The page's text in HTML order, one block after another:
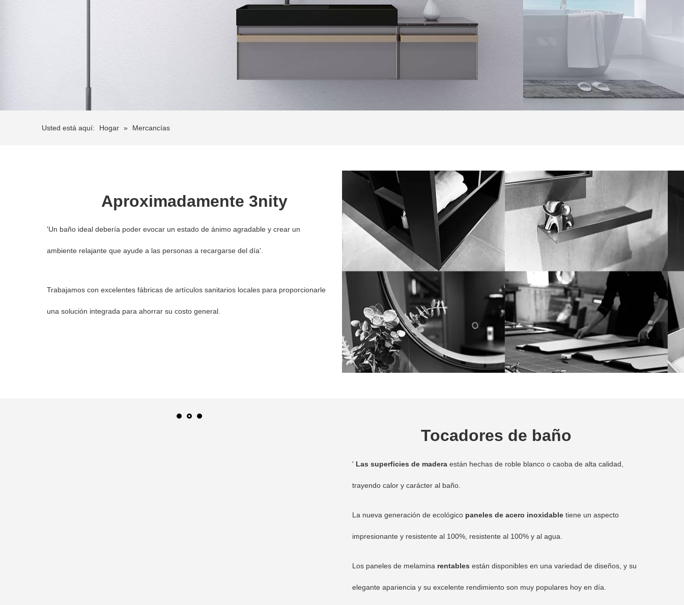
Usted está aquí: Hogar » Mercancías
Aproximadamente 3nity
'Un baño ideal debería poder evocar un estado de ánimo agradable y crear un
ambiente relajante que ayude a las personas a recargarse del día'.
Trabajamos con excelentes fábricas de artículos sanitarios locales para proporcionarle
una solución integrada para ahorrar su costo general.
Tocadores de baño
' Las superficies de madera están hechas de roble blanco o caoba de alta calidad,
trayendo calor y carácter al baño.
La nueva generación de ecológico paneles de acero inoxidable tiene un aspecto
impresionante y resistente al 100%, resistente al 100% y al agua.
Los paneles de melamina rentables están disponibles en una variedad de diseños, y su
elegante apariencia y su excelente rendimiento son muy populares hoy en día.